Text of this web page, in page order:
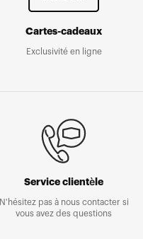
Cartes-cadeaux
Exclusivité en ligne
Service clientèle
N'hésitez pas à nous contacter si
vous avez des questions